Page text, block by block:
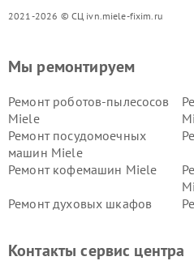
2021-2026 © СЦ ivn.miele-fixim.ru
Мы ремонтируем
Ремонт роботов-пылесосов
Miele
Ремонт посудомоечных
машин Miele
Ремонт кофемашин Miele
Ремонт духовых шкафов
Miele
Контакты сервис центра